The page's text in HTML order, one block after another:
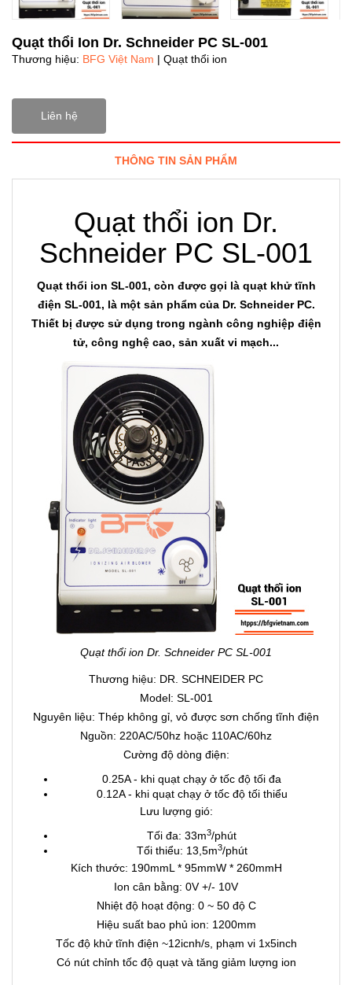
Quạt thổi Ion Dr. Schneider PC SL-001
Thương hiệu: BFG Việt Nam | Quạt thổi ion
Liên hệ
THÔNG TIN SẢN PHẨM
Quạt thổi ion Dr.
Schneider PC SL-001
Quạt thổi ion SL-001, còn được gọi là quạt khử tĩnh
điện SL-001, là một sản phẩm của Dr. Schneider PC.
Thiết bị được sử dụng trong ngành công nghiệp điện
tử, công nghệ cao, sản xuất vi mạch...
Quạt thổi ion Dr. Schneider PC SL-001
Thương hiệu: DR. SCHNEIDER PC
Model: SL-001
Nguyên liệu: Thép không gỉ, vỏ được sơn chống tĩnh điện
Nguồn: 220AC/50hz hoặc 110AC/60hz
Cường độ dòng điện:
0.25A - khi quạt chạy ở tốc độ tối đa
0.12A - khi quạt chạy ở tốc độ tối thiểu
Lưu lượng gió:
Tối đa: 33m3/phút
Tối thiểu: 13,5m3/phút
Kích thước: 190mmL * 95mmW * 260mmH
Ion cân bằng: 0V +/- 10V
Nhiệt độ hoạt động: 0 ~ 50 độ C
Hiệu suất bao phủ ion: 1200mm
Tốc độ khử tĩnh điện ~12icnh/s, phạm vi 1x5inch
Có nút chỉnh tốc độ quạt và tăng giảm lượng ion